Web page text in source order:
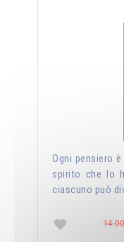
Ogni pensiero
spirito che lo
ciascuno può